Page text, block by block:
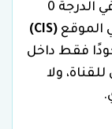
السرطان شدة وأسهلها على العلاج، في الدرجة 0
الموقع
(CIS)
فقط داخل
ولا